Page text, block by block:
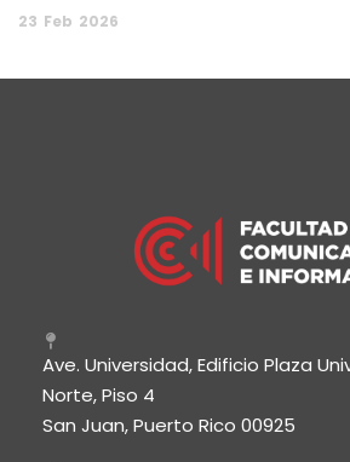
23 Feb 2026
Ave. Universidad, Edificio Plaza
Norte, Piso 4
San Juan, Puerto Rico 00925